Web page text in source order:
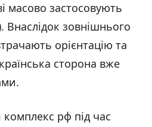
масово застосовують
Внаслідок зовнішнього
орієнтацію та
сторона вже
рф під час